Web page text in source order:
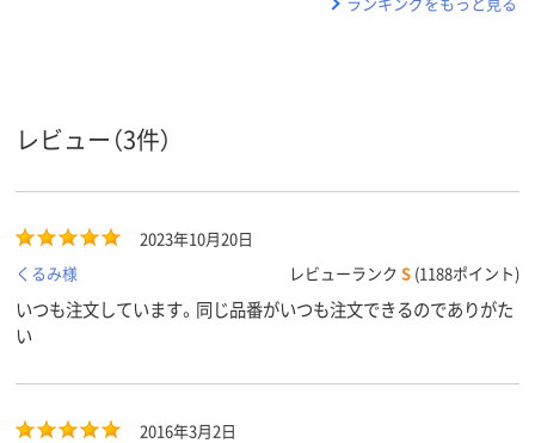
レビュー（3件）
2023年10月20日
くるみ様
レビューランク S (1188ポイント)
いつも注文しています。同じ品番がいつも注文できるのでありがた
い
2016年3月2日